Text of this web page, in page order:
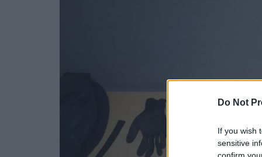
Do Not
If you wish
sensitive